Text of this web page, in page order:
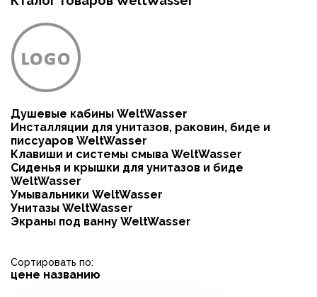
Душевые кабины WeltWasser
Инсталляции для унитазов, раковин, биде и
писсуаров WeltWasser
Клавиши и системы смыва WeltWasser
Сиденья и крышки для унитазов и биде
WeltWasser
Умывальники WeltWasser
Унитазы WeltWasser
Экраны под ванну WeltWasser
Сортировать по:
цене названию